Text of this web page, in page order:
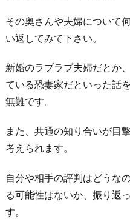
っ
て
解
4.
夫
相
談
その奥さんや夫婦について
い返してみて下さい。
新婚のラブラブ夫婦だとか
ている恐妻家だといった話
無難です。
また、共通の知り合いが目
考えられます。
自分や相手の評判はどうな
る可能性はないか、振り返
す。